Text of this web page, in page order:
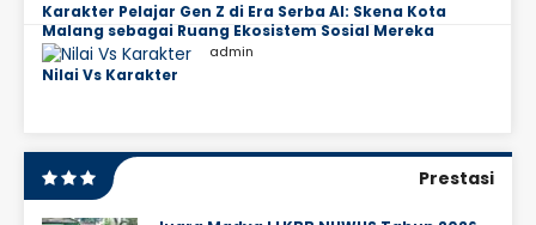
Karakter Pelajar Gen Z di Era Serba AI: Skena Kota
Malang sebagai Ruang Ekosistem Sosial Mereka
admin
Nilai Vs Karakter
Prestasi